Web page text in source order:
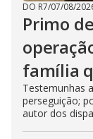
DO R7/07/08/
Primo
família
Testemunhas
perseguição;
autor dos